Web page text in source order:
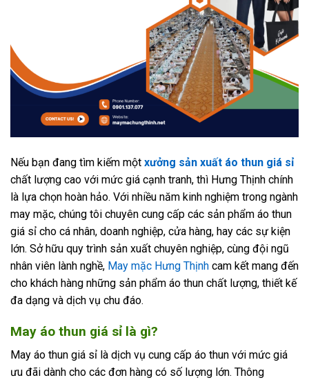
Nếu bạn đang tìm kiếm một xưởng sản xuất áo thun giá sỉ
chất lượng cao với mức giá cạnh tranh, thì Hưng Thịnh chính
là lựa chọn hoàn hảo. Với nhiều năm kinh nghiệm trong ngành
may mặc, chúng tôi chuyên cung cấp các sản phẩm áo thun
giá sỉ cho cá nhân, doanh nghiệp, cửa hàng, hay các sự kiện
lớn. Sở hữu quy trình sản xuất chuyên nghiệp, cùng đội ngũ
nhân viên lành nghề, May mặc Hưng Thịnh cam kết mang đến
cho khách hàng những sản phẩm áo thun chất lượng, thiết kế
đa dạng và dịch vụ chu đáo.
May áo thun giá sỉ là gì?
May áo thun giá sỉ là dịch vụ cung cấp áo thun với mức giá
ưu đãi dành cho các đơn hàng có số lượng lớn. Thông